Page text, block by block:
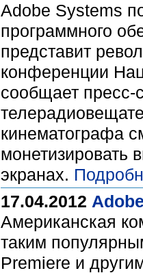
Adobe Systems
программного
представит
конференции
сообщает пресс-
кинематографа
монетизировать
экранах.
17.04.2012
Американская
таким
Premiere и